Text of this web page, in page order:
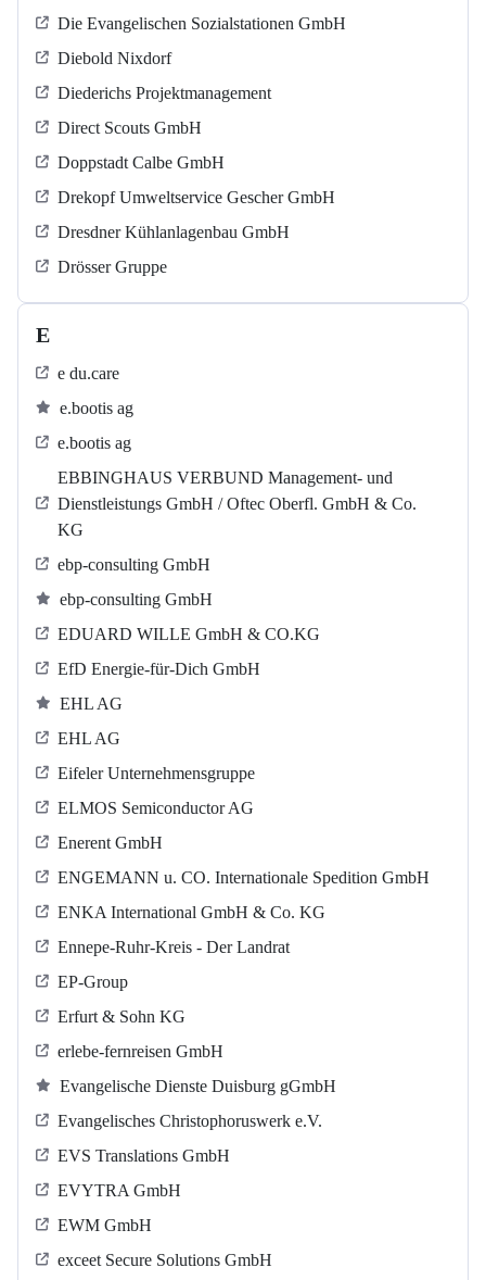
Die Evangelischen Sozialstationen GmbH
Diebold Nixdorf
Diederichs Projektmanagement
Direct Scouts GmbH
Doppstadt Calbe GmbH
Drekopf Umweltservice Gescher GmbH
Dresdner Kühlanlagenbau GmbH
Drösser Gruppe
E
e du.care
e.bootis ag
e.bootis ag
EBBINGHAUS VERBUND Management- und
Dienstleistungs GmbH / Oftec Oberfl. GmbH & Co.
KG
ebp-consulting GmbH
ebp-consulting GmbH
EDUARD WILLE GmbH & CO.KG
EfD Energie-für-Dich GmbH
EHL AG
EHL AG
Eifeler Unternehmensgruppe
ELMOS Semiconductor AG
Enerent GmbH
ENGEMANN u. CO. Internationale Spedition GmbH
ENKA International GmbH & Co. KG
Ennepe-Ruhr-Kreis - Der Landrat
EP-Group
Erfurt & Sohn KG
erlebe-fernreisen GmbH
Evangelische Dienste Duisburg gGmbH
Evangelisches Christophoruswerk e.V.
EVS Translations GmbH
EVYTRA GmbH
EWM GmbH
exceet Secure Solutions GmbH